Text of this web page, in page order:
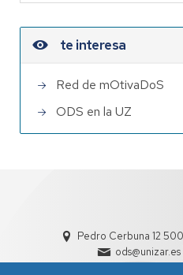
te interesa
Red de mOtivaDoS
ODS en la UZ
Pedro Cerbuna 12
ods@unizar.es